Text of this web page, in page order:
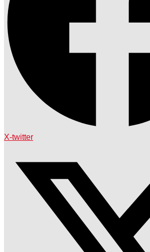
X-twitter